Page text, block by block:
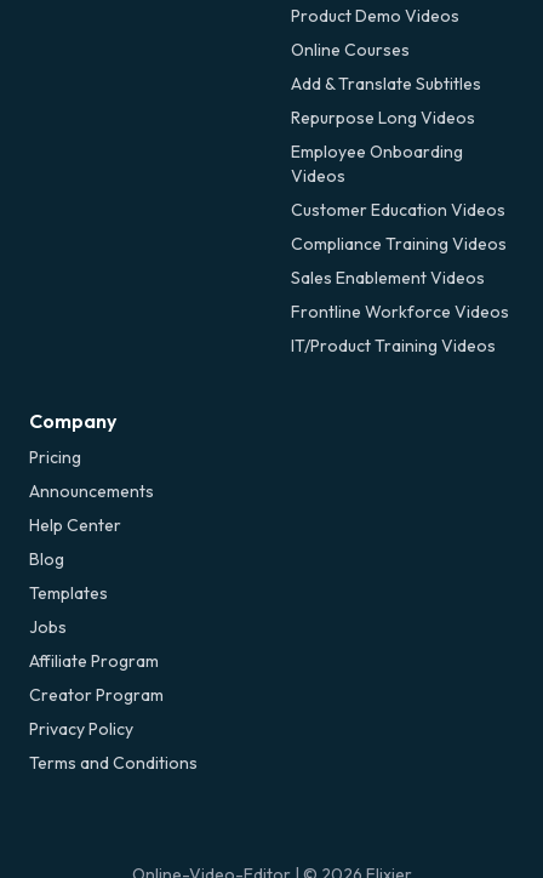
Product Demo Videos
Online Courses
Add & Translate Subtitles
Repurpose Long Videos
Employee Onboarding
Videos
Customer Education Videos
Compliance Training Videos
Sales Enablement Videos
Frontline Workforce Videos
IT/Product Training Videos
Company
Pricing
Announcements
Help Center
Blog
Templates
Jobs
Affiliate Program
Creator Program
Privacy Policy
Terms and Conditions